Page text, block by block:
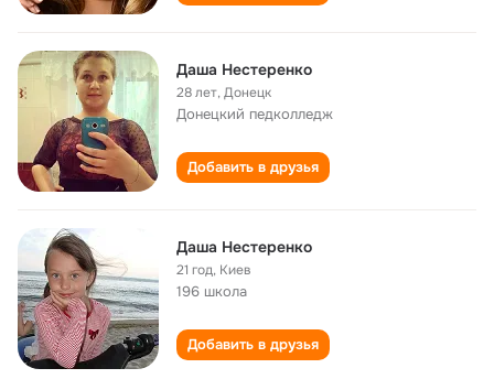
Даша Нестеренко
28 лет,Донецк
Донецкий педколледж
Добавить в друзья
Даша Нестеренко
21 год, Киев
196 школа
Добавить в друзья